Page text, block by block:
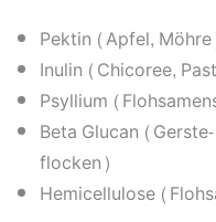
Pektin (Apfel,
Inulin (Chicoree,
Psyllium
Beta Glucan
flocken)
Hemicellulose